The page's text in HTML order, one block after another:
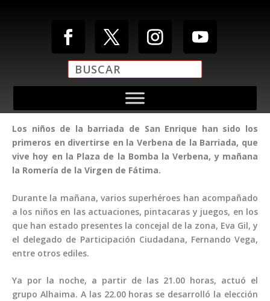
Los niños de la barriada de San Enrique han sido los
primeros en divertirse en la Verbena de la Barriada, que
vive hoy en la Plaza de la Bomba la Verbena, y mañana
la Romería de la Virgen de Fátima.
Durante la mañana, varios superhéroes han acompañado
a los niños en las actuaciones, pintacaras y juegos, en los
que han estado presentes la concejal de la zona, Eva Gil, y
el delegado de Participación Ciudadana, Fernando Vega,
entre otros ediles.
Ya por la noche, a partir de las 21.00 horas, actuó el
grupo Alhaima. A las 22.00 horas se desarrolló la elección